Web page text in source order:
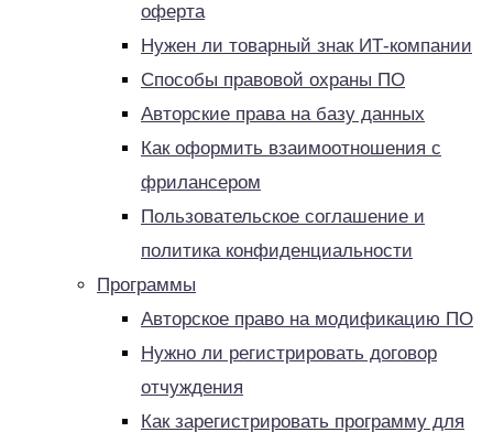
оферта
Нужен ли товарный знак ИТ-компании
Способы правовой охраны ПО
Авторские права на базу данных
Как оформить взаимоотношения с
фрилансером
Пользовательское соглашение и
политика конфиденциальности
Программы
Авторское право на модификацию ПО
Нужно ли регистрировать договор
отчуждения
Как зарегистрировать программу для